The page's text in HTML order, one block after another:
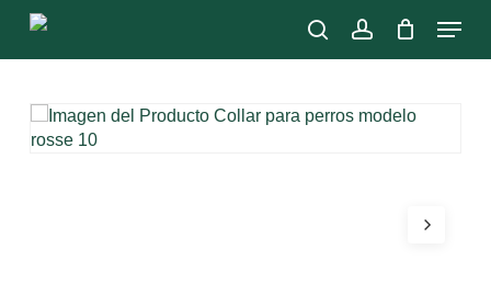
Skip
main
Menu
Close